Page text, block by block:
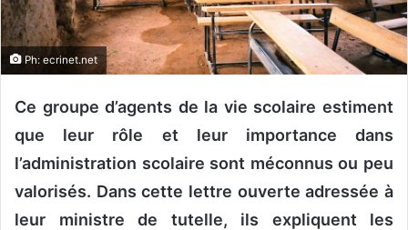
u
r
r
i
e
Ph: ecrinet.net
Ce groupe d’agents de la vie scolaire estiment
que leur rôle et leur importance dans
l’administration scolaire sont méconnus ou peu
valorisés. Dans cette lettre ouverte adressée à
leur ministre de tutelle, ils expliquent les